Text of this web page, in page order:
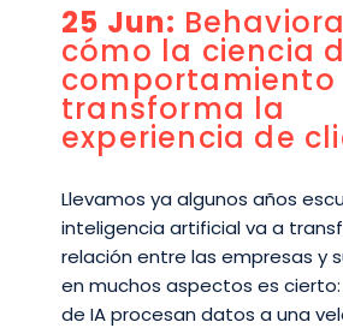
25 Jun:
cómo la ciencia
comportamiento
transforma la
experiencia de
Llevamos ya algunos años
inteligencia artificial va a
relación entre las empresas y
en muchos aspectos es
de IA procesan datos a una